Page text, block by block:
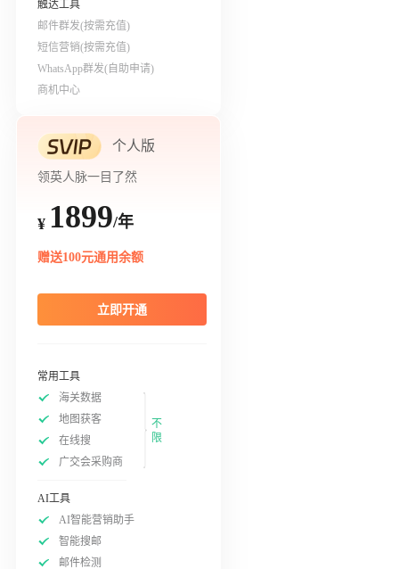
触达工具
邮件群发(按需充值)
短信营销(按需充值)
WhatsApp群发(自助申请)
商机中心
个人版
领英人脉一目了然
¥ 1899/年
赠送100元通用余额
立即开通
常用工具
海关数据
地图获客
在线搜
广交会采购商
不
限
AI工具
AI智能营销助手
智能搜邮
邮件检测